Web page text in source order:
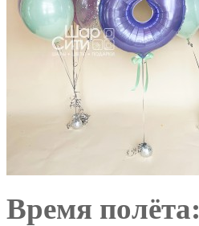
Время полёта: